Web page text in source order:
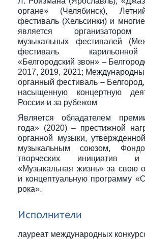
органе» (Челябинск),
фестиваль (Хельсинки) и
является организатором
музыкальных фестивалей
фестиваль
«Белгородский звон» –
2017, 2019, 2021;
органный фестиваль –
насыщенную концертную
России и за рубежом
Является обладателем
года» (2020) – престижной
органной музыки,
музыкальным союзом,
творческих инициатив
«Музыкальная жизнь» за свою
и концептуальную программу
рока».
Исполнители
лауреат международных